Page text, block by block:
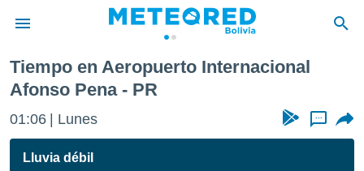
de
por
para
Tiempo en Aeropuerto Internacional
Afonso Pena - PR
01:06 Lunes ...
Lluvia débil